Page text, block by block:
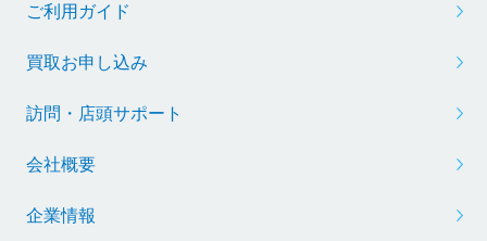
ご利用ガイド
買取お申し込み
訪問・店頭サポート
会社概要
企業情報